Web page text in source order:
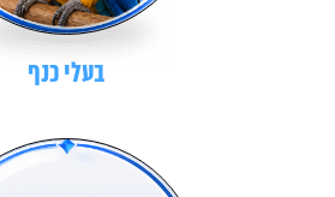
בעלי כנף